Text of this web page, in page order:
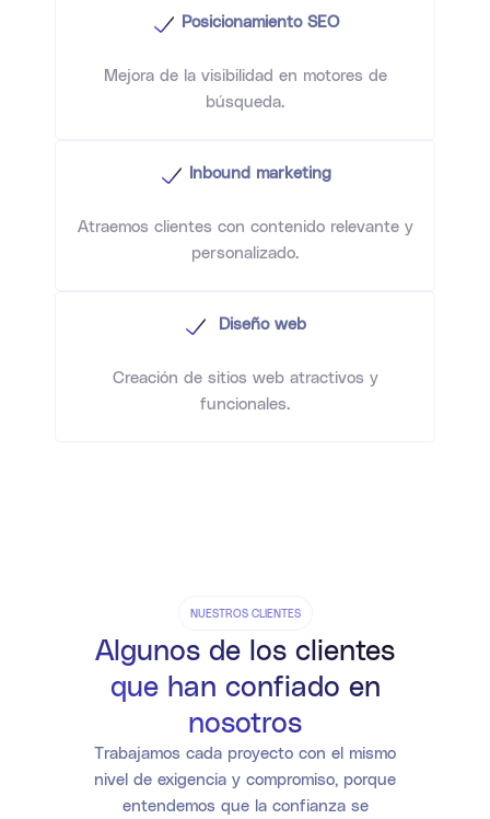
Posicionamiento SEO
Mejora de la visibilidad en motores de
búsqueda.
Inbound marketing
Atraemos clientes con contenido relevante y
personalizado.
Diseño web
Creación de sitios web atractivos y
funcionales.
NUESTROS CLIENTES
Algunos de los clientes
que han confiado en
nosotros
Trabajamos cada proyecto con el mismo
nivel de exigencia y compromiso, porque
entendemos que la confianza se